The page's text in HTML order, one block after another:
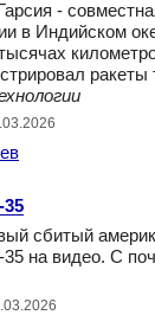
-
в Индийском
ракеты
сбитый
35 на видео. С